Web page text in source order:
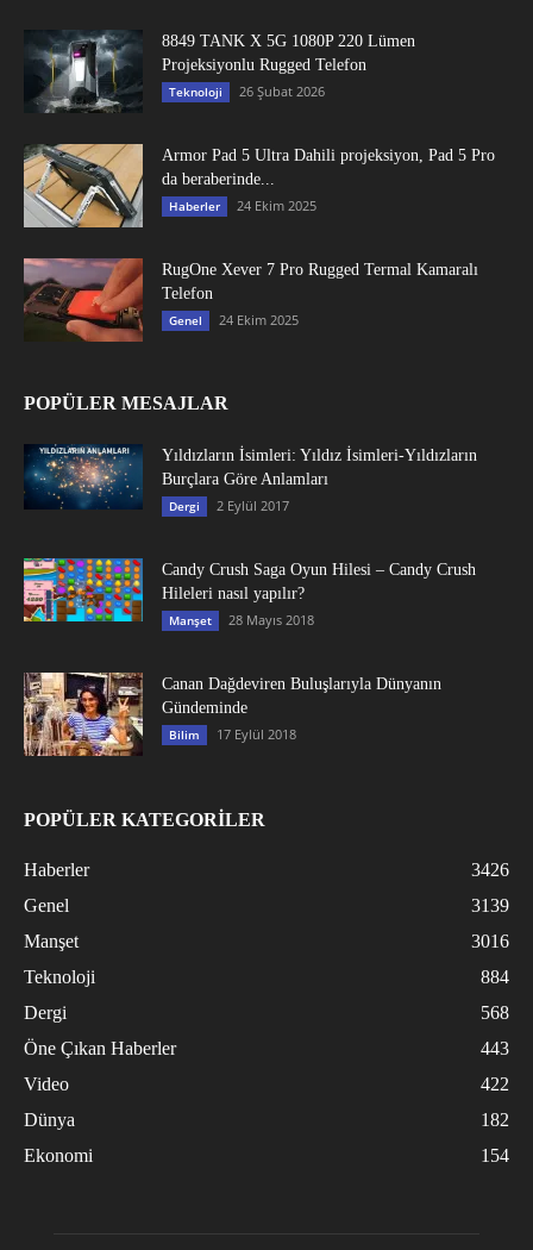
8849 TANK X 5G 1080P 220 Lümen
Projeksiyonlu Rugged Telefon
Teknoloji 26 Şubat 2026
Armor Pad 5 Ultra Dahili projeksiyon, Pad 5 Pro
da beraberinde...
Haberler 24 Ekim 2025
RugOne Xever 7 Pro Rugged Termal Kamaralı
Telefon
Genel 24 Ekim 2025
POPÜLER MESAJLAR
Yıldızların İsimleri: Yıldız İsimleri-Yıldızların
Burçlara Göre Anlamları
Dergi 2 Eylül 2017
Candy Crush Saga Oyun Hilesi – Candy Crush
Hileleri nasıl yapılır?
Manşet 28 Mayıs 2018
Canan Dağdeviren Buluşlarıyla Dünyanın
Gündeminde
Bilim 17 Eylül 2018
POPÜLER KATEGORİLER
Haberler
3426
Genel
3139
Manşet
3016
Teknoloji
884
Dergi
568
Öne Çıkan Haberler
443
Video
422
Dünya
182
Ekonomi
154